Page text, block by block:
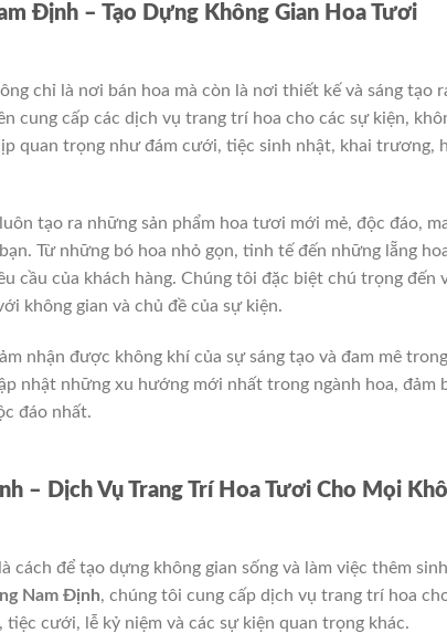
Định – Tạo Dựng Không Gian Hoa Tươi
chỉ là nơi bán hoa mà còn là nơi thiết kế và sáng tạo
cung cấp các dịch vụ trang trí hoa cho các sự kiện,
quan trọng như đám cưới, tiệc sinh nhật, khai trương,
tạo ra những sản phẩm hoa tươi mới mẻ, độc đáo,
Từ những bó hoa nhỏ gọn, tinh tế đến những lẵng
cầu của khách hàng. Chúng tôi đặc biệt chú trọng đến
không gian và chủ đề của sự kiện.
nhận được không khí của sự sáng tạo và đam mê trong
nhật những xu hướng mới nhất trong ngành hoa, đảm
đáo nhất.
– Dịch Vụ Trang Trí Hoa Tươi Cho Mọi
để tạo dựng không gian sống và làm việc thêm sinh
Nam Định, chúng tôi cung cấp dịch vụ trang trí hoa
tiệc cưới, lễ kỷ niệm và các sự kiện quan trọng khác.